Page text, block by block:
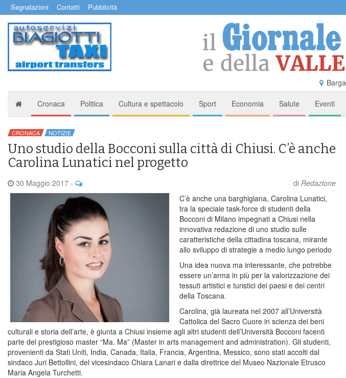
Segnalazioni Contatti Pubblicità
Barga
Cronaca Politica Cultura e spettacolo Sport Economia Salute Eventi
CRONACA NOTIZIE
Uno studio della Bocconi sulla città di Chiusi. C’è anche
Carolina Lunatici nel progetto
30 Maggio 2017 - di Redazione
C’è anche una barghigiana, Carolina Lunatici,
tra la speciale task-force di studenti della
Bocconi di Milano impegnati a Chiusi nella
innovativa redazione di uno studio sulle
caratteristiche della cittadina toscana, mirante
allo sviluppo di strategie a medio lungo periodo
Una idea nuova ma interessante, che potrebbe
essere un’arma in più per la valorizzazione dei
tessuti artistici e turistici dei paesi e dei centri
della Toscana.
Carolina, già laureata nel 2007 all’Università
Cattolica del Sacro Cuore in scienza dei beni
culturali e storia dell’arte, è giunta a Chiusi insieme agli altri studenti dell’Università Bocconi facenti
parte del prestigioso master “Ma. Ma” (Master in arts management and administration). Gli studenti,
provenienti da Stati Uniti, India, Canada, Italia, Francia, Argentina, Messico, sono stati accolti dal
sindaco Juri Bettollini, del vicesindaco Chiara Lanari e dalla direttrice del Museo Nazionale Etrusco
Maria Angela Turchetti.